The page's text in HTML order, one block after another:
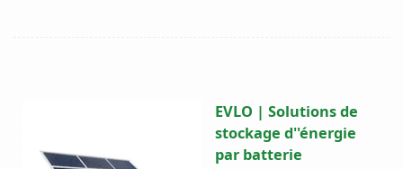
EVLO | Solutions de
stockage d''énergie
par batterie